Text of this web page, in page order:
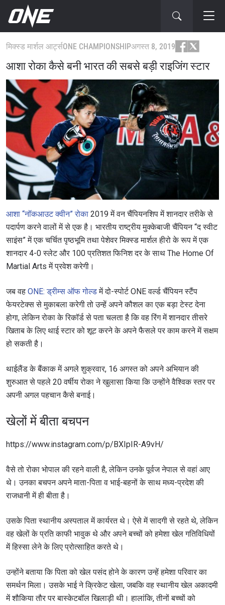
मिक्स्ड मार्शल आर्ट्सONE CHAMPIONSHIPअगस्त 8, 2019
आशा रोका कैसे बनी भारत की सबसे बड़ी राइजिंग स्टार
आशा “नॉकआउट क्वीन” रोका 2019 में वन चैंपियनशिप में शानदार तरीके से
पदार्पण करने वालों में से एक है। भारतीय राष्ट्रीय मुक्केबाजी चैंपियन “द स्वीट
साइंस” में एक चर्चित पृष्ठभूमि तथा पेशेवर मिक्स्ड मार्शल हीरो के रूप में एक
शानदार 4-0 स्लेट और 100 प्रतिशत फिनिश दर के साथ The Home Of
Martial Arts में प्रवेश करेगी।
जब वह ONE: ड्रीम्स ऑफ गोल्डमें दो-स्पोर्ट ONE वर्ल्ड चैंपियन स्टैंप
फेयरटेक्स से मुकाबला करेगी तो उन्हें अपने कौशल का एक बड़ा टेस्ट देना
होगा, लेकिन रोका के रिकॉर्ड से पता चलता है कि वह रिंग में शानदार तीसरे
खिताब के लिए थाई स्टार को शूट करने के अपने फैसले पर काम करने में सक्षम
हो सकती है।
थाईलैंड के बैंकाक में अगले शुक्रवार, 16 अगस्त को अपने अभियान की
शुरुआत से पहले 20 वर्षीय रोका ने खुलासा किया कि उन्होंने वैश्विक स्तर पर
अपनी अगल पहचान कैसे बनाई।
खेलों में बीता बचपन
https://www.instagram.com/p/BXIpIR-A9vH/
वैसे तो रोका भोपाल की रहने वाली है, लेकिन उनके पूर्वज नेपाल से वहां आए
थे। उनका बचपन अपने माता-पिता व भाई-बहनों के साथ मध्य-प्रदेश की
राजधानी में ही बीता है।
उसके पिता स्थानीय अस्पताल में कार्यरत थे। ऐसे में सादगी से रहते थे, लेकिन
वह खेलों के प्रति काफी भावुक थे और अपने बच्चों को हमेशा खेल गतिविधियों
में हिस्सा लेने के लिए प्रोत्साहित करते थे।
उन्होंने बताया कि पिता को खेल पसंद होने के कारण उन्हें हमेशा परिवार का
समर्थन मिला। उसके भाई ने क्रिकेट खेला, जबकि वह स्थानीय खेल अकादमी
में शौकिया तौर पर बास्केटबॉल खिलाड़ी थी। हालांकि, तीनों बच्चों को